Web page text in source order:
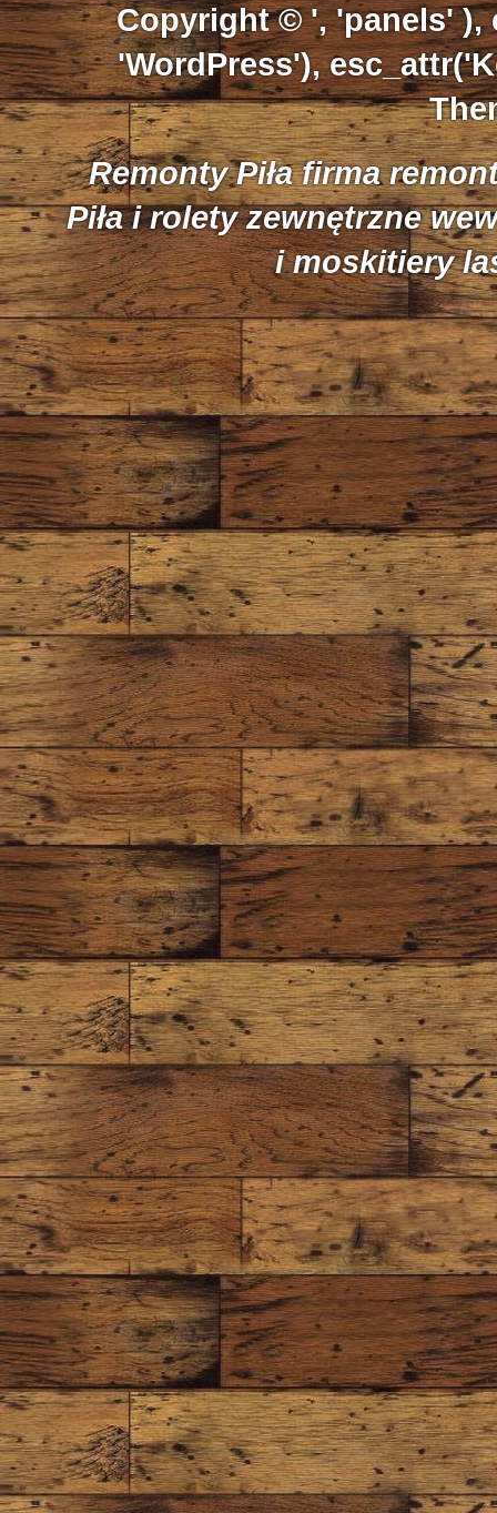
Copyright © ', 'panels' ),
'WordPress'),
Remonty Piła firma
Piła i rolety zewnętrzne
i moskitiery